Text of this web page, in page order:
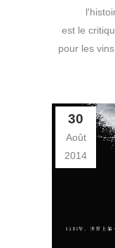
est le
pour les
30
Août
2014